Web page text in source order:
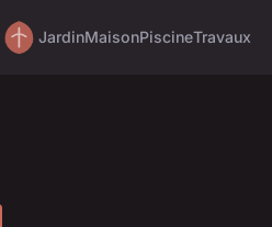
JardinMaisonPiscineTravaux